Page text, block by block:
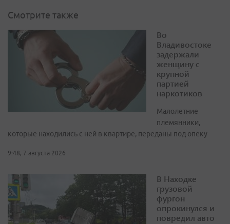
Смотрите также
Во
Владивостоке
задержали
женщину с
крупной
партией
наркотиков
Малолетние
племянники,
которые находились с ней в квартире, переданы под опеку
9:48, 7 августа 2026
В Находке
грузовой
фургон
опрокинулся и
повредил авто